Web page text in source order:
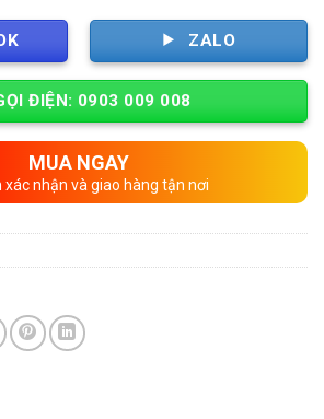
ZALO
ĐIỆN: 0903 009 008
MUA NGAY
xác nhận và giao hàng tận nơi